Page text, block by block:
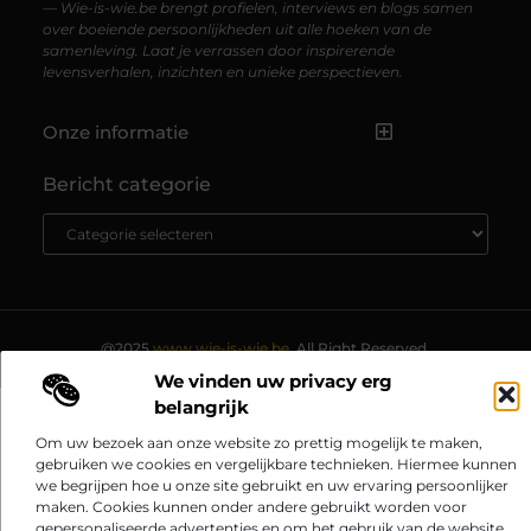
We vinden uw privacy erg
belangrijk
Om uw bezoek aan onze website zo prettig mogelijk te maken,
gebruiken we cookies en vergelijkbare technieken. Hiermee kunnen
we begrijpen hoe u onze site gebruikt en uw ervaring persoonlijker
maken. Cookies kunnen onder andere gebruikt worden voor
— Wie-is-wie.be brengt profielen, interviews en blogs samen
over boeiende persoonlijkheden uit alle hoeken van de
samenleving. Laat je verrassen door inspirerende
levensverhalen, inzichten en unieke perspectieven.
Onze informatie
Bericht categorie
@2025www.wie-is-wie.be.All Right Reserved.